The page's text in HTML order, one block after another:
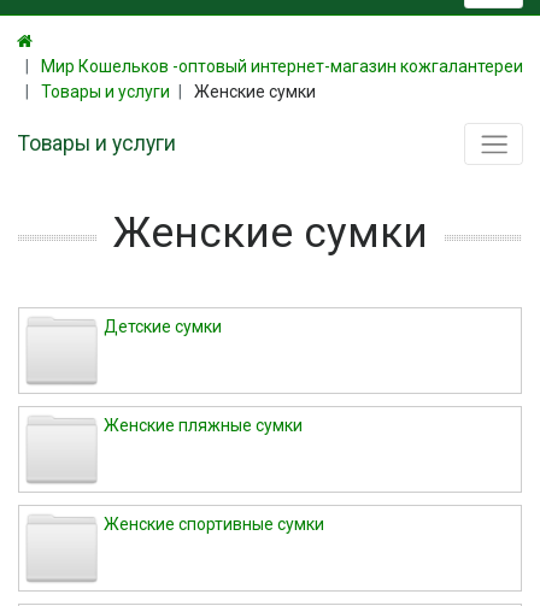
Мир Кошельков -оптовый интернет-магазин кожгалантереи
Товары и услуги
Женские сумки
Товары и услуги
Женские сумки
Детские сумки
Женские пляжные сумки
Женские спортивные сумки